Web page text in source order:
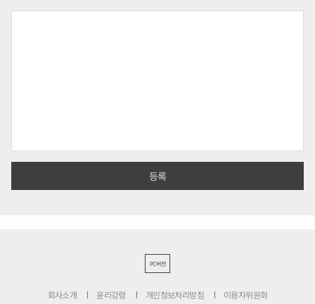
PC버전
회사소개 윤리강령 개인정보처리방침 이용자위원회